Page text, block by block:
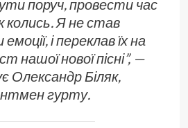
поруч, провести час
колись. Я не став
і переклав їх на
нашої нової пісні”, —
Олександр Біляк,
гурту.